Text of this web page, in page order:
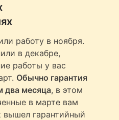
работу в ноября.
в декабре,
работы у вас
Обычно гарантия
два месяца, в этом
в марте вам
вышел гарантийный